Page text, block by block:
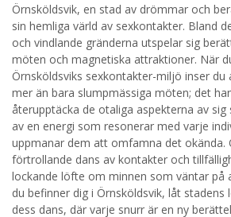
Genom att registrera godkänner jag
Sekretesspolicyn. Jag godkänner att ta
reklam via e-post från hemsidans
tillbaka godkännande när jag vill.
STARTA NU!
Örnsköldsvik, en stad av drömmar och
sin hemliga värld av sexkontakter. Bland
och vindlande gränderna utspelar sig
möten och magnetiska attraktioner. När
Örnsköldsviks sexkontakter-miljö inser
mer än bara slumpmässiga möten; det
återupptäcka de otaliga aspekterna av sig
av en energi som resonerar med varje
uppmanar dem att omfamna det okända.
förtrollande dans av kontakter och
lockande löfte om minnen som väntar på
du befinner dig i Örnsköldsvik, låt stadens
dess dans, där varje snurr är en ny